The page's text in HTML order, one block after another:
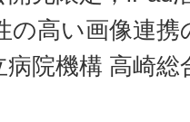
の高い画像連携
病院機構 高崎